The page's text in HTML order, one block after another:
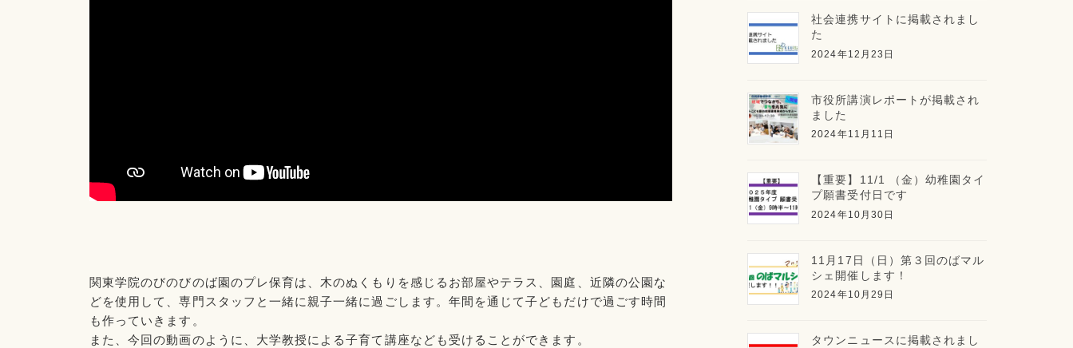
関東学院のびのびのば園のプレ保育は、木のぬくもりを感じるお部屋やテラス、園庭、近隣の公園な
どを使用して、専門スタッフと一緒に親子一緒に過ごします。年間を通じて子どもだけで過ごす時間
も作っていきます。
また、今回の動画のように、大学教授による子育て講座なども受けることができます。
社会連携サイトに掲載されまし
た
2024年12月23日
市役所講演レポートが掲載され
ました
2024年11月11日
【重要】11/1 （金）幼稚園タイ
プ願書受付日です
2024年10月30日
11月17日（日）第３回のばマル
シェ開催します！
2024年10月29日
タウンニュースに掲載されまし